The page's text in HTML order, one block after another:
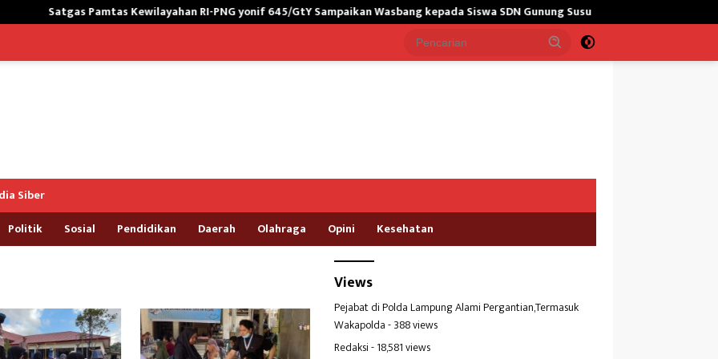
Pamtas Kewilayahan RI-PNG yonif 645/GtY Sampaikan Wasbang kepada Siswa SDN Gunung Susu Bangun Masjid,Satgas
Siber
Politik Sosial Pendidikan Daerah Olahraga Opini Kesehatan
Views
Pejabat di Polda Lampung Alami Pergantian,Termasuk
Wakapolda- 388 views
Redaksi- 18,581 views